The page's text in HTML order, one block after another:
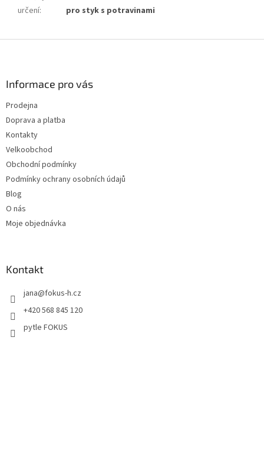
určení: pro styk s potravinami
Informace pro vás
Prodejna
Doprava a platba
Kontakty
Velkoobchod
Obchodní podmínky
Podmínky ochrany osobních údajů
Blog
O nás
Moje objednávka
Kontakt
jana@fokus-h.cz
+420 568 845 120
pytle FOKUS